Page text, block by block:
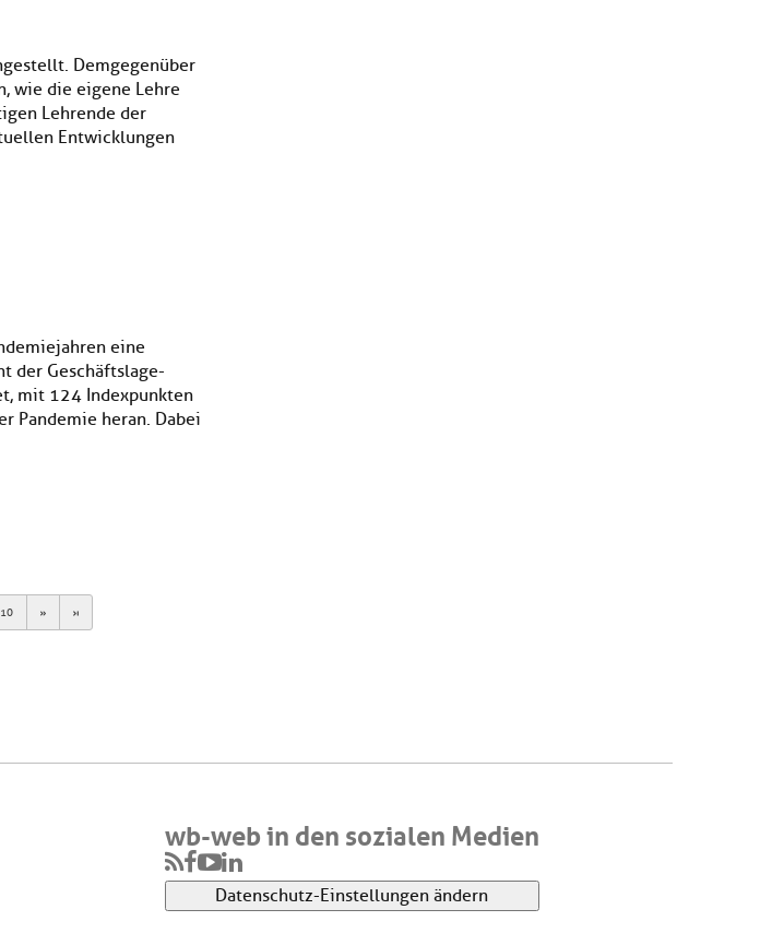
Demgegenüber
wie die eigene Lehre
Lehrende der
Entwicklungen
eine
der Geschäftslage-
mit 124 Indexpunkten
Pandemie heran. Dabei
10 Next Last
wb-web in den sozialen Medien
Datenschutz-Einstellungen ändern